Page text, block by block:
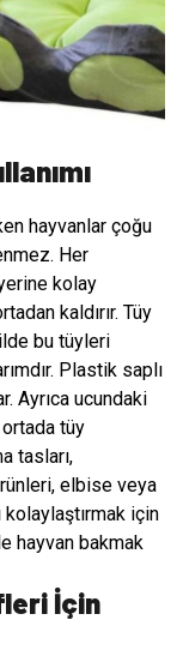
hayvanlar çoğu
Her
kolay
kaldırır. Tüy
bu tüyleri
Plastik saplı
Ayrıca ucundaki
tüy
tasları,
elbise veya
kolaylaştırmak için
hayvan bakmak
İçin